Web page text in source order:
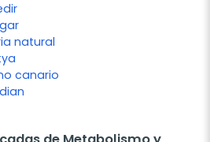
natural
canario